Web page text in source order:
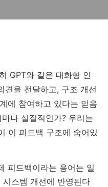
GPT와 같은 대화형 인
견을 전달하고, 구조 개선
에 참여하고 있다는 믿음
나 실질적인가? 우리는
이 피드백 구조에 숨어있
피드백이라는 용어는 일
스템 개선에 반영된다